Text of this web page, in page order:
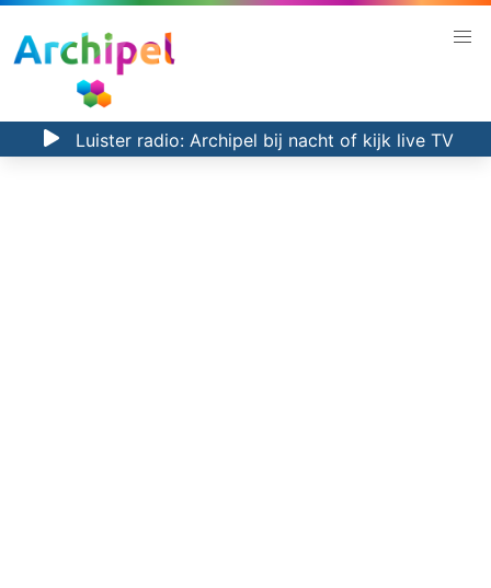
Luister radio: Archipel bij nacht of kijk live TV